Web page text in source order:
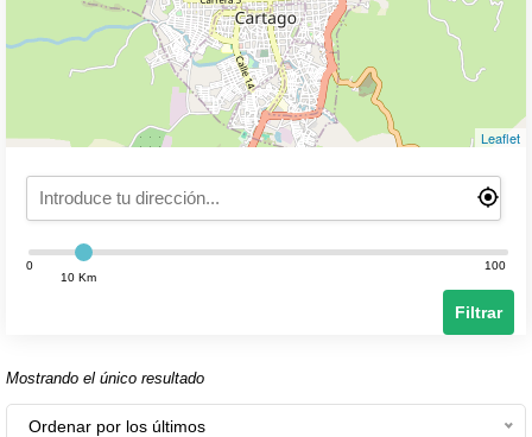
Leaflet
0
10 Km
100
Filtrar
Mostrando el único resultado
Ordenar por los últimos